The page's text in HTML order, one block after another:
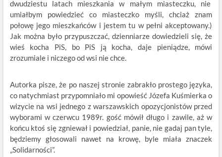
dwudziestu latach mieszkania w małym miasteczku, nie
umiałbym powiedzieć co miasteczko myśli, chciaż znam
połowę jego mieszkańców i jestem tu w pełni akceptowany.)
Jak można było przypuszczać, dzienniarze dowiedzieli się, że
wieś kocha PiS, bo PiS ją kocha, daje pieniądze, mówi
zrozumiale i niczego od wsi nie chce.
Autorka pisze, że po naszej stronie zabrakło prostego języka,
co natychmiast przypomniało mi opowieść Józefa Kuśmierka o
wizycie na wsi jednego z warszawskich opozycjonistów przed
wyborami w czerwcu 1989r. gość mówił długo i zawile, aż w
końcu ktoś się zgniewał i powiedział, panie, nie gadaj pan tyle,
będziemy głosowali nawet na krowę, byle miała znaczek
„Solidarności”.